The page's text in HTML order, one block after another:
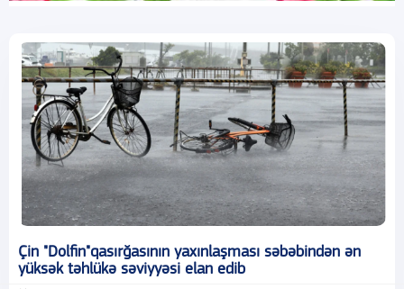
Çin "Dolfin"qasırğasının yaxınlaşması səbəbindən ən
yüksək təhlükə səviyyəsi elan edib